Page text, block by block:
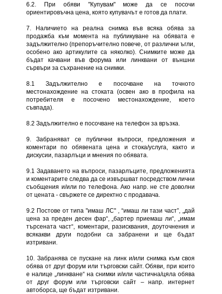
6.2. При обяви "Купувам" може да се посочи
ориентировъчна цена, която купувачът е готов да плати.
7. Наличието на реална снимка във всяка обява за
продажба към момента на публикуване на обявата е
задължително (препоръчително повече, от различни ъгли,
особено ако артикулите са няколко). Снимките може да
бъдат качвани във форума или линквани от външни
сървъри за съхранение на снимки.
8.1 Задължително е посочване на точното
местонахождение на стоката (освен ако в профила на
потребителя е посочено местонахождение, което
съвпада).
8.2 Задължително е посочване на телефон за връзка.
9. Забраняват се публични въпроси, предложения и
коментари по обявената цена и стока/услуга, както и
дискусии, пазарлъци и мнения по обявата.
9.1 Задаването на въпроси, пазарлъците, предложенията
и коментарите следва да се извършват посредством лични
съобщения и/или по телефона. Ако напр. не сте доволни
от цената - свържете се директно с продавача.
9.2 Постове от типа "имаш ЛС" , “имаш ли тази част”, „дай
цена за преден десен фар“, „бартер приемаш ли“, „имам
търсената част“, коментари, разисквания, доуточнения и
всякакви други подобни са забранени и ще бъдат
изтривани.
10. Забранява се пускане на линк и/или снимка към своя
обява от друг форум или търговски сайт. Обяви, при които
е налице „линкване“ на снимки и/или частична/цяла обява
от друг форум или търговски сайт – напр. интернет
автоборса, ще бъдат изтривани.